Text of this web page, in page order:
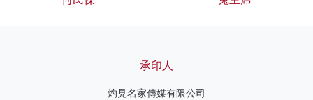
承印人
灼見名家傳媒有限公司